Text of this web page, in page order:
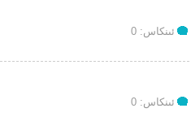
ئىنكاس: 0
ئىنكاس: 0